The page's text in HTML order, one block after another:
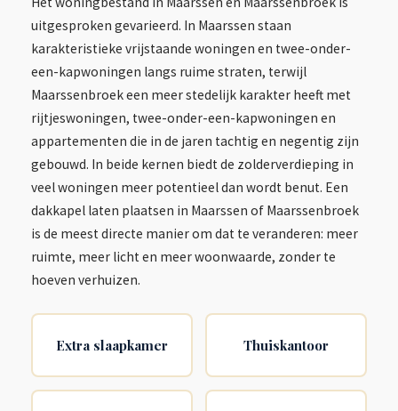
uitgesproken gevarieerd. In Maarssen staan
karakteristieke vrijstaande woningen en twee-onder-
een-kapwoningen langs ruime straten, terwijl
Maarssenbroek een meer stedelijk karakter heeft met
rijtjeswoningen, twee-onder-een-kapwoningen en
appartementen die in de jaren tachtig en negentig zijn
gebouwd. In beide kernen biedt de zolderverdieping in
veel woningen meer potentieel dan wordt benut. Een
dakkapel laten plaatsen in Maarssen of Maarssenbroek
is de meest directe manier om dat te veranderen: meer
ruimte, meer licht en meer woonwaarde, zonder te
hoeven verhuizen.
Extra slaapkamer Thuiskantoor